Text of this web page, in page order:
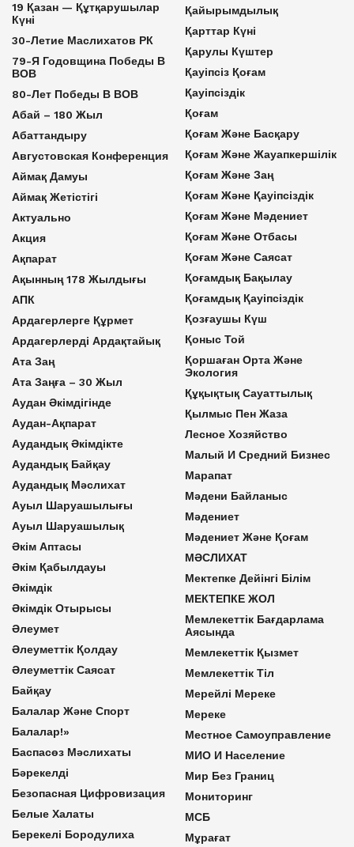
19 Қазан — Құтқарушылар
Күні
30-Летие Маслихатов РК
79-Я Годовщина Победы В
ВОВ
80-Лет Победы В ВОВ
Абай – 180 Жыл
Абаттандыру
Августовская Конференция
Аймақ Дамуы
Аймақ Жетістігі
Актуально
Акция
Ақпарат
Ақынның 178 Жылдығы
АПК
Ардагерлерге Құрмет
Ардагерлерді Ардақтайық
Ата Заң
Ата Заңға – 30 Жыл
Аудан Әкімдігінде
Аудан-Ақпарат
Аудандық Әкімдікте
Аудандық Байқау
Аудандық Мәслихат
Ауыл Шаруашылығы
Ауыл Шаруашылық
Әкім Аптасы
Әкім Қабылдауы
Әкімдік
Әкімдік Отырысы
Әлеумет
Әлеуметтік Қолдау
Әлеуметтік Саясат
Байқау
Балалар Және Спорт
Балалар!»
Баспасөз Мәслихаты
Бәрекелді
Безопасная Цифровизация
Белые Халаты
Берекелі Бородулиха
Қайырымдылық
Қарттар Күні
Қарулы Күштер
Қауіпсіз Қоғам
Қауіпсіздік
Қоғам
Қоғам Және Басқару
Қоғам Және Жауапкершілік
Қоғам Және Заң
Қоғам Және Қауіпсіздік
Қоғам Және Мәдениет
Қоғам Және Отбасы
Қоғам Және Саясат
Қоғамдық Бақылау
Қоғамдық Қауіпсіздік
Қозғаушы Күш
Қоныс Той
Қоршаған Орта Және
Экология
Құқықтық Сауаттылық
Қылмыс Пен Жаза
Лесное Хозяйство
Малый И Средний Бизнес
Марапат
Мәдени Байланыс
Мәдениет
Мәдениет Және Қоғам
МӘСЛИХАТ
Мектепке Дейінгі Білім
МЕКТЕПКЕ ЖОЛ
Мемлекеттік Бағдарлама
Аясында
Мемлекеттік Қызмет
Мемлекеттік Тіл
Мерейлі Мереке
Мереке
Местное Самоуправление
МИО И Население
Мир Без Границ
Мониторинг
МСБ
Мұрағат